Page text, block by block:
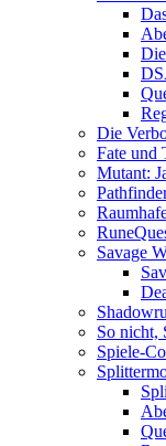
Die
Fate und
Mutant:
Savage
So nicht,
Spiele-